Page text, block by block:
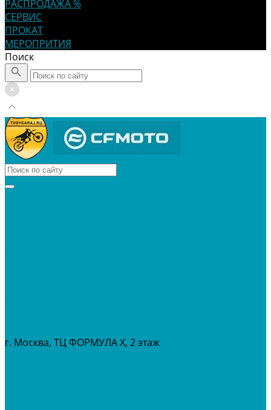
РАСПРОДАЖА %
СЕРВИС
ПРОКАТ
МЕРОПРИТИЯ
Поиск
г. Москва, ТЦ ФОРМУЛА Х, 2 этаж